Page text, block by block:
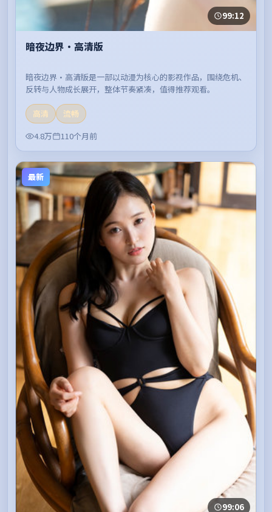
99:12
暗夜边界·高清版
暗夜边界·高清版是一部以动漫为核心的影视作品，围绕危机、
反转与人物成长展开，整体节奏紧凑，值得推荐观看。
高清
流畅
4.8万
110个月前
最新
99:06